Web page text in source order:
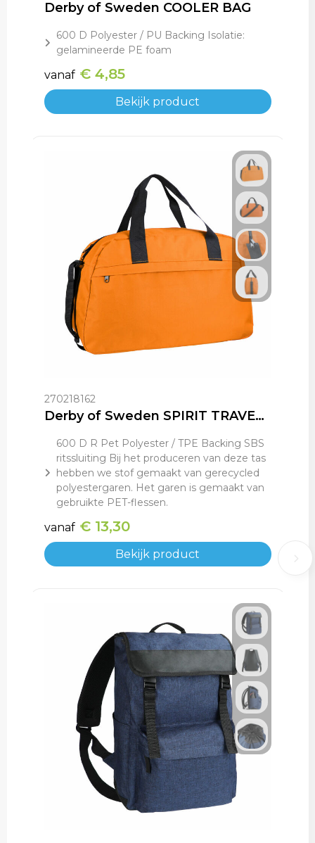
Derby of Sweden COOLER BAG
600 D Polyester / PU Backing Isolatie:
gelamineerde PE foam
vanaf € 4,85
Bekijk product
270218162
Derby of Sweden SPIRIT TRAVELBAG (RPET)
600 D R Pet Polyester / TPE Backing SBS
ritssluiting Bij het produceren van deze tas
hebben we stof gemaakt van gerecycled
polyestergaren. Het garen is gemaakt van
gebruikte PET-flessen.
vanaf € 13,30
Bekijk product